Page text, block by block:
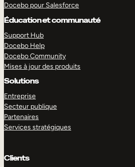
Docebo pour Salesforce
Éducation et communauté
Support Hub
Docebo Help
Docebo Community
Mises à jour des produits
Solutions
Entreprise
Secteur publique
Partenaires
Services stratégiques
Clients